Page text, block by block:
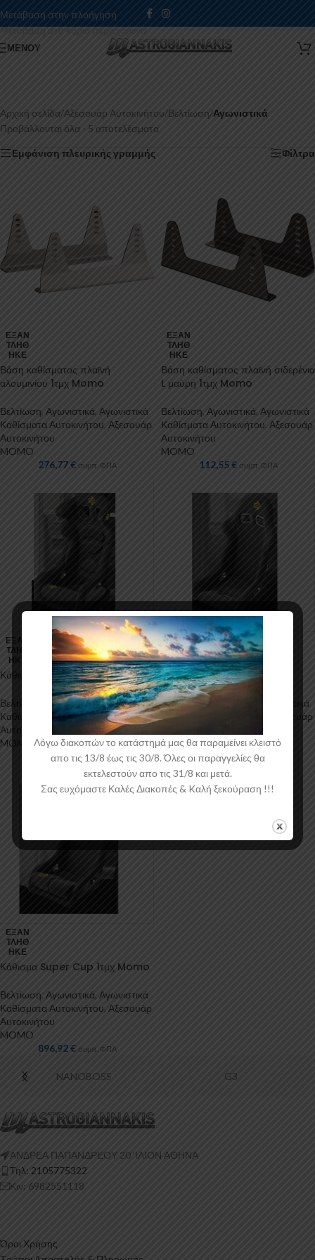
Μετάβαση στην πλοήγηση
Μετάβαση στο κύριο περιεχόμενο
ΜΕΝΟΎ
Αρχική σελίδα/Αξεσουάρ Αυτοκινήτου/Βελτίωση/Αγωνιστικά
Προβάλλονται όλα - 5 αποτελέσματα
Εμφάνιση πλευρικής γραμμής Φίλτρα
ΕΞΑΝ
ΤΛΉΘ
ΗΚΕ
Βάση καθίσματος πλαϊνή
αλουμινίου 1τμχ Momo
Βελτίωση Αγωνιστικά, Αγωνιστικά
Καθίσματα Αυτοκινήτου, Αξεσουάρ
Αυτοκινήτου
MOMO
276,77€ συμπ. ΦΠΑ
ΕΞΑΝ
ΤΛΉΘ
ΗΚΕ
Βάση καθίσματος πλαϊνή σιδερένια
L μαύρη 1τμχ Momo
Βελτίωση, Αγωνιστικά, Αγωνιστικά
Καθίσματα Αυτοκινήτου, Αξεσουάρ
Αυτοκινήτου
MOMO
112,55€ συμπ. ΦΠΑ
ΕΞΑΝ
ΤΛΉΘ
ΗΚΕ
Κάθισμα Lesmo One 1τμχ Momo
Βελτίωση Αγωνιστικά,Αγωνιστικά
Καθίσματα Αυτοκινήτου,Αξεσουάρ
Αυτοκινήτου
MOMO
1.053,19€ συμπ. ΦΠΑ
ΕΞΑΝ
ΤΛΉΘ
ΗΚΕ
Κάθισμα Start 1τμχ Momo
Βελτίωση,Αγωνιστικά
Αγωνιστικά
Καθίσματα Αυτοκινήτου
Αξεσουάρ
MOMO
649,67€ συμπ. ΦΠΑ
ΕΞΑΝ
ΤΛΉΘ
ΗΚΕ
Κάθισμα Super Cup 1τμχ Momo
Βελτίωση Αγωνιστικά, Αγωνιστικά
Καθίσματα Αυτοκινήτου, Αξεσουάρ
Αυτοκινήτου
MOMO
896,92€ συμπ. ΦΠΑ
NANOBOSS G3
ΑΝΔΡΕΑ ΠΑΠΑΝΔΡΕΟΥ 20 ‘ΙΛΙΟΝ ΑΘΗΝΑ
Τηλ: 2105775322
Κιν: 6982551118
Όροι Χρήσης
Λόγω διακοπών το κατάστημά μας θα παραμείνει κλειστό
απο τις 13/8 έως τις 30/8. Όλες οι παραγγελίες θα
εκτελεστούν απο τις 31/8 και μετά.
Σας ευχόμαστε Καλές Διακοπές & Kαλή ξεκούραση !!!